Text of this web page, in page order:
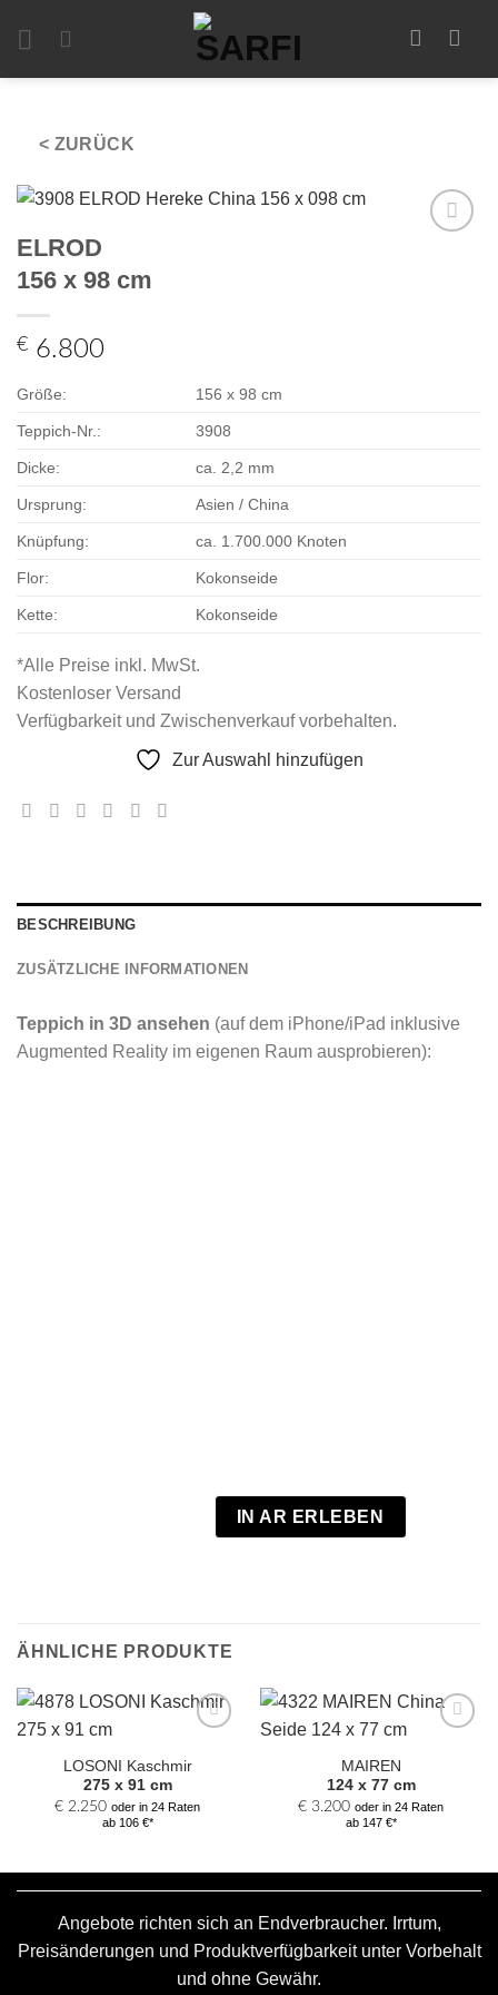
< ZURÜCK
ELROD
156 x 98 cm
€ 6.800
Größe: 156 x 98 cm
Teppich-Nr.: 3908
Dicke: ca. 2,2 mm
Ursprung: Asien / China
Knüpfung: ca. 1.700.000 Knoten
Flor: Kokonseide
Kette: Kokonseide
*Alle Preise inkl. MwSt.
Kostenloser Versand
Verfügbarkeit und Zwischenverkauf vorbehalten.
Zur Auswahl hinzufügen
BESCHREIBUNG
ZUSÄTZLICHE INFORMATIONEN
Teppich in 3D ansehen (auf dem iPhone/iPad inklusive
Augmented Reality im eigenen Raum ausprobieren):
IN AR ERLEBEN
ÄHNLICHE PRODUKTE
Auswahl
hinzufügen
LOSONI Kaschmir
275 x 91 cm
€ 2.250 oder in 24 Raten
ab 106 €*
MAIREN
124 x 77 cm
€ 3.200 oder in 24 Raten
ab 147 €*
Angebote richten sich an Endverbraucher. Irrtum,
Preisänderungen und Produktverfügbarkeit unter Vorbehalt
und ohne Gewähr.